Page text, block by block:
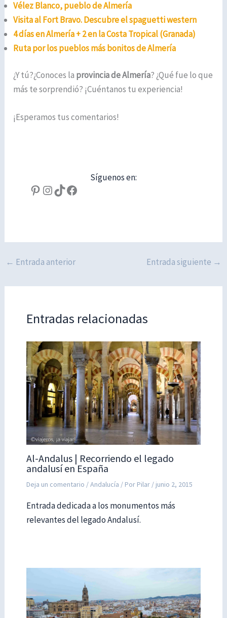
Vélez Blanco, pueblo de Almería
Visita al Fort Bravo. Descubre el spaguetti western
4 días en Almería + 2 en la Costa Tropical (Granada)
Ruta por los pueblos más bonitos de Almería
¿Y tú?¿Conoces la provincia de Almería? ¿Qué fue lo que
más te sorprendió? ¡Cuéntanos tu experiencia!
¡Esperamos tus comentarios!
Síguenos en:
Pinterest
Instagram
TikTokFacebook
← Entrada anterior Entrada siguiente →
Entradas relacionadas
Al-Andalus | Recorriendo el legado
andalusí en España
Deja un comentario /Andalucía / Por Pilar / junio 2, 2015
Entrada dedicada a los monumentos más
relevantes del legado Andalusí.